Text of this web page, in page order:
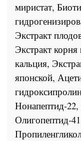
миристат,
Экстракт
Экстракт
кальция,
японской,
Нонапептид-22,
Олигопептид-